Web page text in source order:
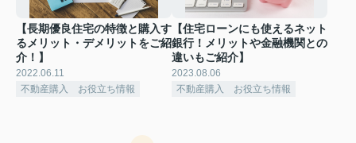
【長期優良住宅の特徴と購入す
るメリット・デメリットをご紹
介！】
2022.06.11
不動産購入 お役立ち情報
【住宅ローンにも使えるネット
銀行！メリットや金融機関との
違いもご紹介】
2023.08.06
不動産購入 お役立ち情報